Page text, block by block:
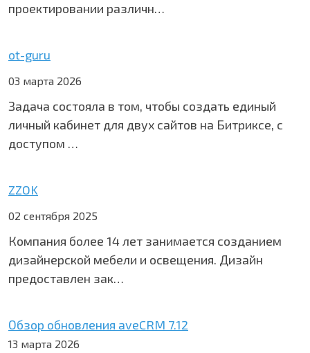
проектировании различн…
ot-guru
03 марта 2026
Задача состояла в том, чтобы создать единый
личный кабинет для двух сайтов на Битриксе, с
доступом …
ZZOK
02 сентября 2025
Компания более 14 лет занимается созданием
дизайнерской мебели и освещения. Дизайн
предоставлен зак…
Обзор обновления aveCRM 7.12
13 марта 2026